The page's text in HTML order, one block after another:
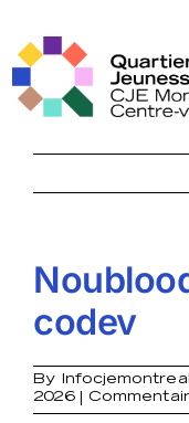
content
codev
By Infocjemontreal
2026